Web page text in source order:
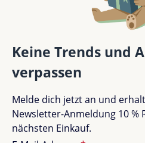
formstabil und
täglichen Nutzung. Die
sorgt dafür, dass die
Öffnen und Schließen ihre
wie neu aussieht.
Bewertung schreiben
Keine Bewertungen
Erfahrungen mit
Keine Trends und
verpassen
Melde dich jetzt an und
Newsletter-Anmeldung 10 %
nächsten Einkauf.